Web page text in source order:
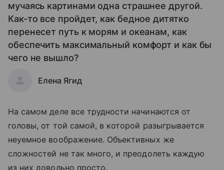
мучаясь картинами одна страшнее другой.
Как-то все пройдет, как бедное дитятко
перенесет путь к морям и океанам, как
обеспечить максимальный комфорт и как бы
чего не вышло?
Елена Ягид
На самом деле все трудности начинаются от
головы, от той самой, в которой разыгрывается
неуемное воображение. Объективных же
сложностей не так много, и преодолеть каждую
из них довольно просто.